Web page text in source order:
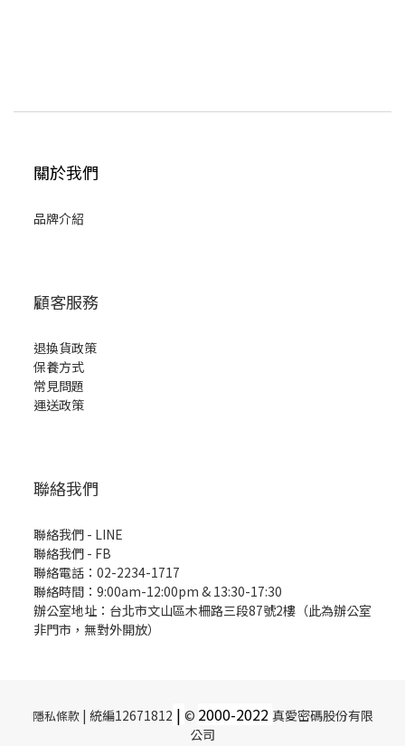
關於我們
品牌介紹
顧客服務
退換貨政策
保養方式
常見問題
運送政策
聯絡我們
聯絡我們 - LINE
聯絡我們 - FB
聯絡電話：02-2234-1717
聯絡時間：9:00am-12:00pm & 13:30-17:30
辦公室地址：台北市文山區木柵路三段87號2樓（此為辦公室
非門市，無對外開放）
隱私條款| 統編12671812 | © 2000-2022 真愛密碼股份有限
公司